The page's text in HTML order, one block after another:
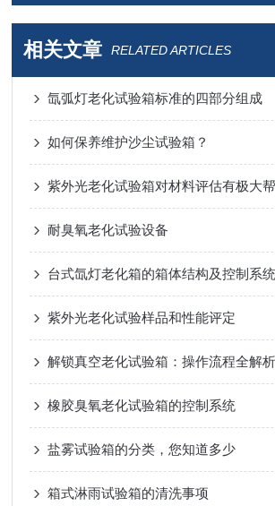
相关文章 RELATED ARTICLES
氙弧灯老化试验箱标准的四部分组成
如何保养维护沙尘试验箱？
紫外光老化试验箱对材料评估有极大
耐臭氧老化试验设备
台式氙灯老化箱的箱体结构及控制系统
紫外光老化试验样品和性能评定
橡胶臭氧老化试验箱的控制系统
盐雾试验箱的分类，您知道多少
箱式淋雨试验箱的清洗事项